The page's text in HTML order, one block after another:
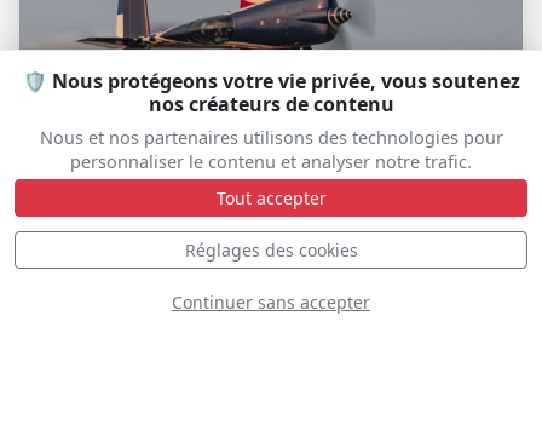
🛡️ Nous protégeons votre vie privée, vous soutenez
nos créateurs de contenu
Nous et nos partenaires utilisons des technologies pour
personnaliser le contenu et analyser notre trafic.
Tout accepter
Réglages des cookies
Continuer sans accepter
Equipe de Voltige de l'Armée de
l'Air